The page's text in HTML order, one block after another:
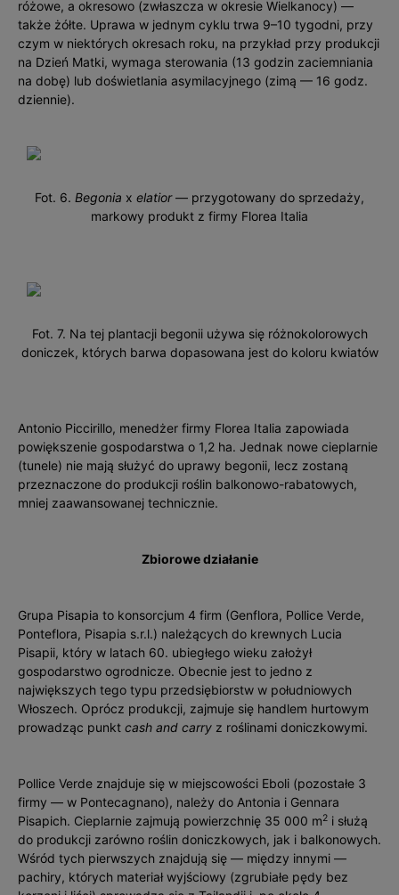
różowe, a okresowo (zwłaszcza w okresie Wielkanocy) —
także żółte. Uprawa w jednym cyklu trwa 9–10 tygodni, przy
czym w niektórych okresach roku, na przykład przy produkcji
na Dzień Matki, wymaga sterowania (13 godzin zaciemniania
na dobę) lub doświetlania asymilacyjnego (zimą — 16 godz.
dziennie).
Fot. 6. Begonia x elatior— przygotowany do sprzedaży,
markowy produkt z firmy Florea Italia
Fot. 7. Na tej plantacji begonii używa się różnokolorowych
doniczek, których barwa dopasowana jest do koloru kwiatów
Antonio Piccirillo, menedżer firmy Florea Italia zapowiada
powiększenie gospodarstwa o 1,2 ha. Jednak nowe cieplarnie
(tunele) nie mają służyć do uprawy begonii, lecz zostaną
przeznaczone do produkcji roślin balkonowo-rabatowych,
mniej zaawansowanej technicznie.
Zbiorowe działanie
Grupa Pisapia to konsorcjum 4 firm (Genflora, Pollice Verde,
Ponteflora, Pisapia s.r.l.) należących do krewnych Lucia
Pisapii, który w latach 60. ubiegłego wieku założył
gospodarstwo ogrodnicze. Obecnie jest to jedno z
największych tego typu przedsiębiorstw w południowych
Włoszech. Oprócz produkcji, zajmuje się handlem hurtowym
prowadząc punkt cash and carry z roślinami doniczkowymi.
Pollice Verde znajduje się w miejscowości Eboli (pozostałe 3
firmy — w Pontecagnano), należy do Antonia i Gennara
Pisapich. Cieplarnie zajmują powierzchnię 35 000 m2 i służą
do produkcji zarówno roślin doniczkowych, jak i balkonowych.
Wśród tych pierwszych znajdują się — między innymi —
pachiry, których materiał wyjściowy (zgrubiałe pędy bez